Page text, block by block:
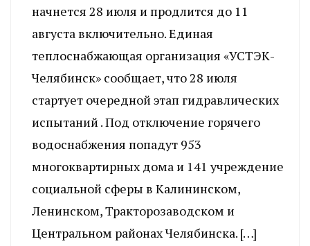
начнется 28 июля и продлится до 11
августа включительно. Единая
теплоснабжающая организация «УСТЭК-
Челябинск» сообщает, что 28 июля
стартует очередной этап гидравлических
испытаний . Под отключение горячего
водоснабжения попадут 953
многоквартирных дома и 141 учреждение
социальной сферы в Калининском,
Ленинском, Тракторозаводском и
Центральном районах Челябинска. […]